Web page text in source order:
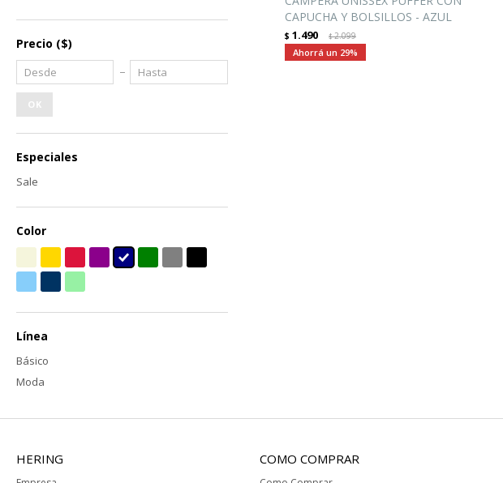
CAPUCHA Y BOLSILLOS - AZUL
$ 1.490 $2.099
29
Precio ($)
OK
Especiales
Sale
Color
Línea
Básico
Moda
HERING COMO COMPRAR